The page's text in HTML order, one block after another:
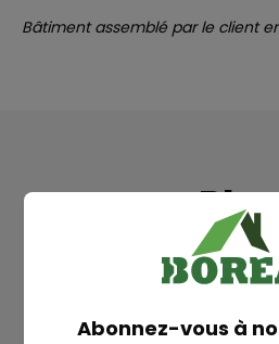
Bâtiment assemblé par le client
Abonnez-vous à